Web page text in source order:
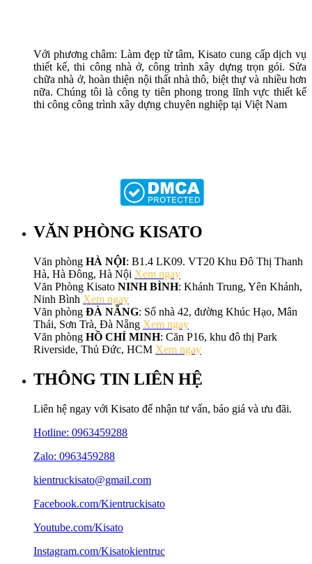
Với phương châm: Làm đẹp từ tâm, Kisato cung cấp dịch vụ
thiết kế, thi công nhà ở, công trình xây dựng trọn gói. Sửa
chữa nhà ở, hoàn thiện nội thất nhà thô, biệt thự và nhiều hơn
nữa. Chúng tôi là công ty tiên phong trong lĩnh vực thiết kế
thi công công trình xây dựng chuyên nghiệp tại Việt Nam
VĂN PHÒNG KISATO
Văn phòng HÀ NỘI: B1.4 LK09. VT20 Khu Đô Thị Thanh
Hà, Hà Đông, Hà Nội Xem ngay
Văn Phòng Kisato NINH BÌNH: Khánh Trung, Yên Khánh,
Ninh Bình Xem ngay
Văn phòng ĐÀ NẴNG: Số nhà 42, đường Khúc Hạo, Mân
Thái, Sơn Trà, Đà Nẵng Xem ngay
Văn phòng HỒ CHÍ MINH: Căn P16, khu đô thị Park
Riverside, Thủ Đức, HCM Xem ngay
THÔNG TIN LIÊN HỆ
Liên hệ ngay với Kisato để nhận tư vấn, báo giá và ưu đãi.
Hotline: 0963459288
Zalo: 0963459288
kientruckisato@gmail.com
Facebook.com/Kientruckisato
Youtube.com/Kisato
Instagram.com/Kisatokientruc